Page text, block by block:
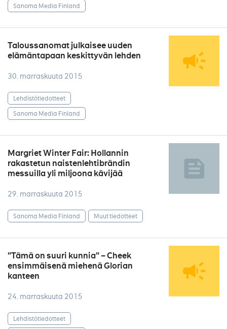
Sanoma Media Finland
Taloussanomat julkaisee uuden
elämäntapaan keskittyvän lehden
30. marraskuuta 2015
Lehdistötiedotteet
Sanoma Media Finland
Margriet Winter Fair: Hollannin
rakastetun naistenlehtibrändin
messuilla yli miljoona kävijää
29. marraskuuta 2015
Sanoma Media Finland Muut tiedotteet
”Tämä on suuri kunnia” – Cheek
ensimmäisenä miehenä Glorian
kanteen
24. marraskuuta 2015
Lehdistötiedotteet